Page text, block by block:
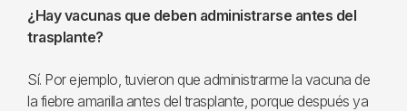
¿Hay vacunas que deben administrarse antes del
trasplante?
Sí. Por ejemplo, tuvieron que administrarme la vacuna de
la fiebre amarilla antes del trasplante, porque después ya